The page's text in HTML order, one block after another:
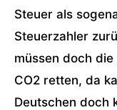
Steuer als
Steuerzahler
müssen doch
CO2 retten, da
Deutschen doch